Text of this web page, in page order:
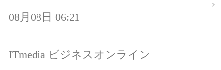
08月08日 06:21
ITmedia ビジネスオンライン